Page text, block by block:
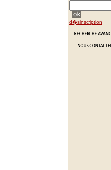
d�sinscription